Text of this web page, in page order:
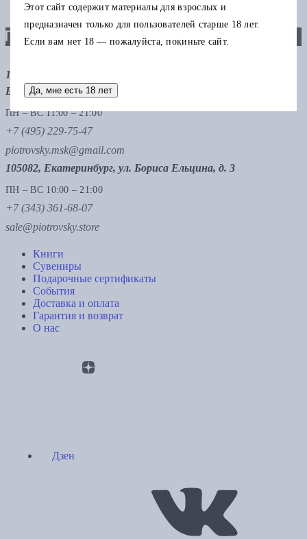
121069, Москва, ул. Малая Никитская 12, стр.12, метро
Баррикадная, метро Тверская
ПН – ВС 11:00 – 21:00
+7 (495) 229-75-47
piotrovsky.msk@gmail.com
105082, Екатеринбург, ул. Бориса Ельцина, д. 3
ПН – ВС 10:00 – 21:00
+7 (343) 361-68-07
sale@piotrovsky.store
Книги
Сувениры
Подарочные сертификаты
События
Доставка и оплата
Гарантия и возврат
О нас
Дзен
Этот сайт содержит материалы для взрослых и
предназначен только для пользователей старше 18 лет.
Если вам нет 18 — пожалуйста, покиньте сайт.
Да, мне есть 18 лет